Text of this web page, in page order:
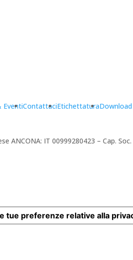
EventiContattaciEtichettaturaDownload
ANCONA: IT 00999280423 – Cap.
tue preferenze relative alla